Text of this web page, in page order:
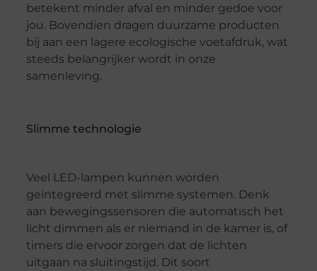
betekent minder afval en minder gedoe voor
jou. Bovendien dragen duurzame producten
bij aan een lagere ecologische voetafdruk, wat
steeds belangrijker wordt in onze
samenleving.
Slimme technologie
Veel LED-lampen kunnen worden
geïntegreerd met slimme systemen. Denk
aan bewegingssensoren die automatisch het
licht dimmen als er niemand in de kamer is, of
timers die ervoor zorgen dat de lichten
uitgaan na sluitingstijd. Dit soort